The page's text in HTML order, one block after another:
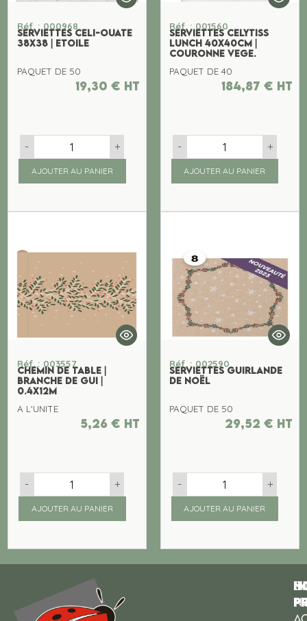
Réf. : 000968
SERVIETTES CELI-OUATE
38x38 | ETOILE
PAQUET DE 50
19,30 € ht
- +
AJOUTER AU PANIER
Réf. : 001560
SERVIETTES CELYTISS
LUNCH 40x40CM |
COURONNE VEGE.
PAQUET DE 40
184,87 € ht
- +
AJOUTER AU PANIER
Réf. : 003557
CHEMIN DE TABLE |
BRANCHE DE GUI |
0.4X12M
A L'UNITE
5,26 € ht
- +
AJOUTER AU PANIER
Réf. : 002590
SERVIETTES GUIRLANDE
DE NOËL
PAQUET DE 50
29,52 € ht
- +
AJOUTER AU PANIER